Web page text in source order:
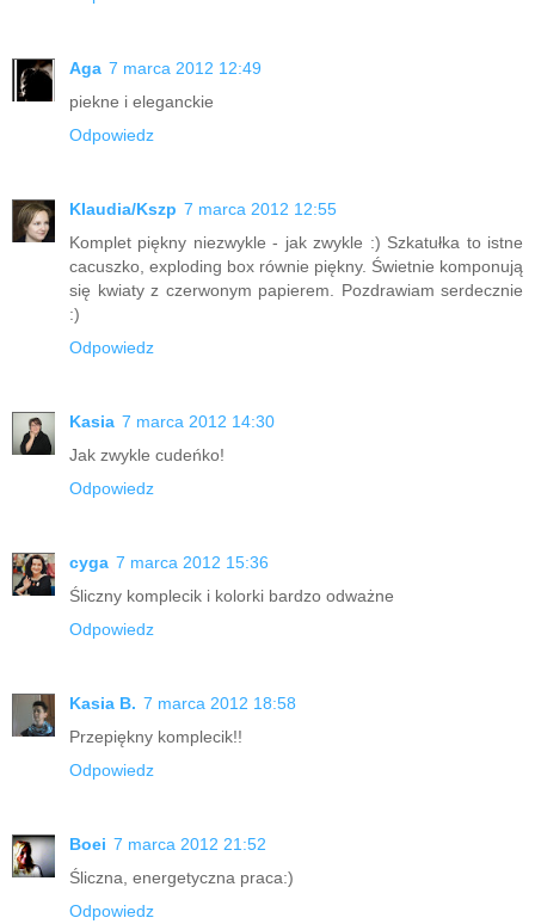
Aga 7 marca 2012 12:49
piekne i eleganckie
Odpowiedz
Klaudia/Kszp 7 marca 2012 12:55
Komplet piękny niezwykle - jak zwykle :) Szkatułka to istne
cacuszko, exploding box równie piękny. Świetnie komponują
się kwiaty z czerwonym papierem. Pozdrawiam serdecznie
:)
Odpowiedz
Kasia 7 marca 2012 14:30
Jak zwykle cudeńko!
Odpowiedz
cyga 7 marca 2012 15:36
Śliczny komplecik i kolorki bardzo odważne
Odpowiedz
Kasia B. 7 marca 2012 18:58
Przepiękny komplecik!!
Odpowiedz
Boei 7 marca 2012 21:52
Śliczna, energetyczna praca:)
Odpowiedz